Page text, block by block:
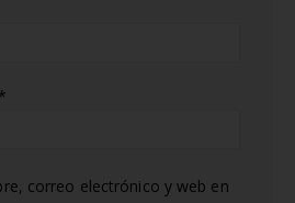
*
correo electrónico y web en